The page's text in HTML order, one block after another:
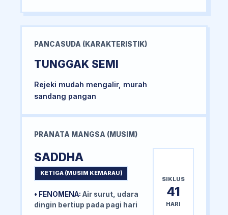
PANCASUDA (KARAKTERISTIK)
TUNGGAK SEMI
Rejeki mudah mengalir, murah
sandang pangan
PRANATA MANGSA (MUSIM)
SADDHA
KETIGA (MUSIM KEMARAU)
• FENOMENA: Air surut, udara
dingin bertiup pada pagi hari
SIKLUS
41
HARI